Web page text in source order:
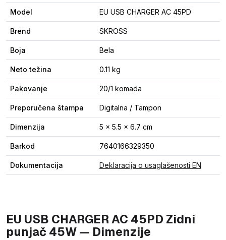
Model EU USB CHARGER AC 45PD
Brend SKROSS
Boja Bela
Neto težina 0.11 kg
Pakovanje 20/1 komada
Preporučena štampa Digitalna / Tampon
Dimenzija 5 x 5.5 x 6.7 cm
Barkod 7640166329350
Dokumentacija Deklaracija o usaglašenosti EN
EU USB CHARGER AC 45PD Zidni
punjač 45W — Dimenzije